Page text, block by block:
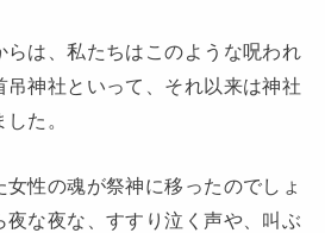
らは、私たちはこのような呪われ
吊神社といって、それ以来は神社
た。
性の魂が祭神に移ったのでしょ
夜な夜な、すすり泣く声や、叫ぶ